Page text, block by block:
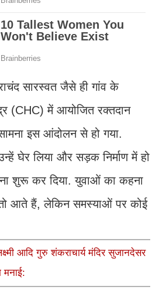
सारस्वत जैसे ही गांव के
(CHC) में आयोजित रक्तदान
इस आंदोलन से हो गया.
घेर लिया और सड़क निर्माण में हो
शुरू कर दिया. युवाओं का कहना
तो आते हैं, लेकिन समस्याओं पर कोई
आदि गुरु शंकराचार्य मंदिर सुजानदेसर
मनाई: